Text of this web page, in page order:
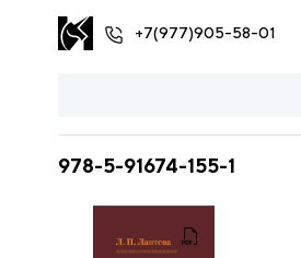
+7(977)905-58-01
978-5-91674-155-1